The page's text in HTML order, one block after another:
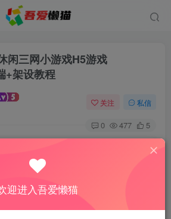
闲三网小游戏H5游戏
+架设教程
关注 私信
0 477 5
登录后查看
登录查看
迎进入吾爱懒猫